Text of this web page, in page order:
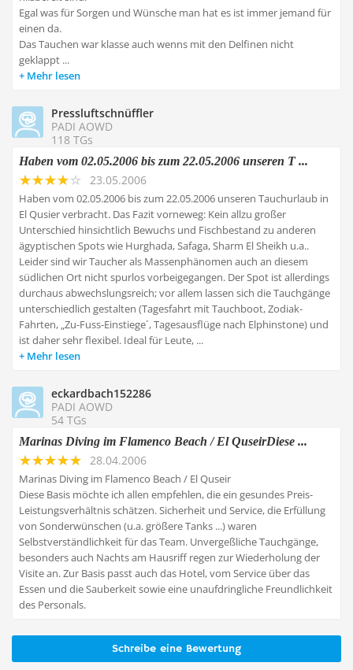
Egal was für Sorgen und Wünsche man hat es ist immer jemand für
einen da.
Das Tauchen war klasse auch wenns mit den Delfinen nicht
geklappt ...
Mehr lesen
Pressluftschnüffler
PADI AOWD
118 TGs
Haben vom 02.05.2006 bis zum 22.05.2006 unseren T ...
23.05.2006
Haben vom 02.05.2006 bis zum 22.05.2006 unseren Tauchurlaub in
El Qusier verbracht. Das Fazit vorneweg: Kein allzu großer
Unterschied hinsichtlich Bewuchs und Fischbestand zu anderen
ägyptischen Spots wie Hurghada, Safaga, Sharm El Sheikh u.a..
Leider sind wir Taucher als Massenphänomen auch an diesem
südlichen Ort nicht spurlos vorbeigegangen. Der Spot ist allerdings
durchaus abwechslungsreich; vor allem lassen sich die Tauchgänge
unterschiedlich gestalten (Tagesfahrt mit Tauchboot, Zodiak-
Fahrten, „Zu-Fuss-Einstiege´, Tagesausflüge nach Elphinstone) und
ist daher sehr flexibel. Ideal für Leute, ...
Mehr lesen
eckardbach152286
PADI AOWD
54 TGs
Marinas Diving im Flamenco Beach / El QuseirDiese ...
28.04.2006
Marinas Diving im Flamenco Beach / El Quseir
Diese Basis möchte ich allen empfehlen, die ein gesundes Preis-
Leistungsverhältnis schätzen. Sicherheit und Service, die Erfüllung
von Sonderwünschen (u.a. größere Tanks ...) waren
Selbstverständlichkeit für das Team. Unvergeßliche Tauchgänge,
besonders auch Nachts am Hausriff regen zur Wiederholung der
Visite an. Zur Basis passt auch das Hotel, vom Service über das
Essen und die Sauberkeit sowie eine unaufdringliche Freundlichkeit
des Personals.
Schreibe eine Bewertung